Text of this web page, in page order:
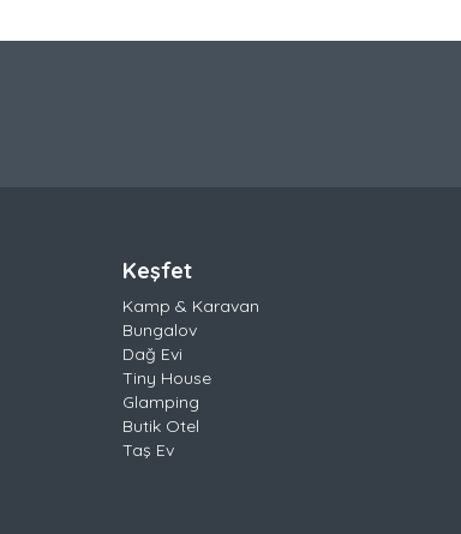
Keşfet
Kamp & Karavan
Bungalov
Dağ Evi
Tiny House
Glamping
Butik Otel
Taş Ev